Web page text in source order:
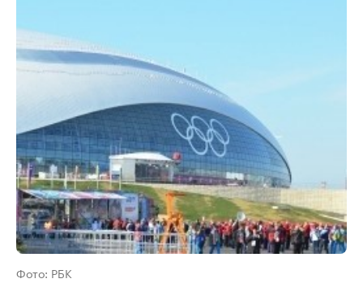
Фото: РБК